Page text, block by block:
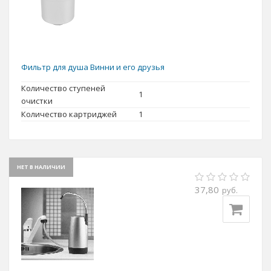
Фильтр для душа Винни и его друзья
Количество ступеней
очистки
1
Количество картриджей
1
НЕТ В НАЛИЧИИ
37,80 руб.